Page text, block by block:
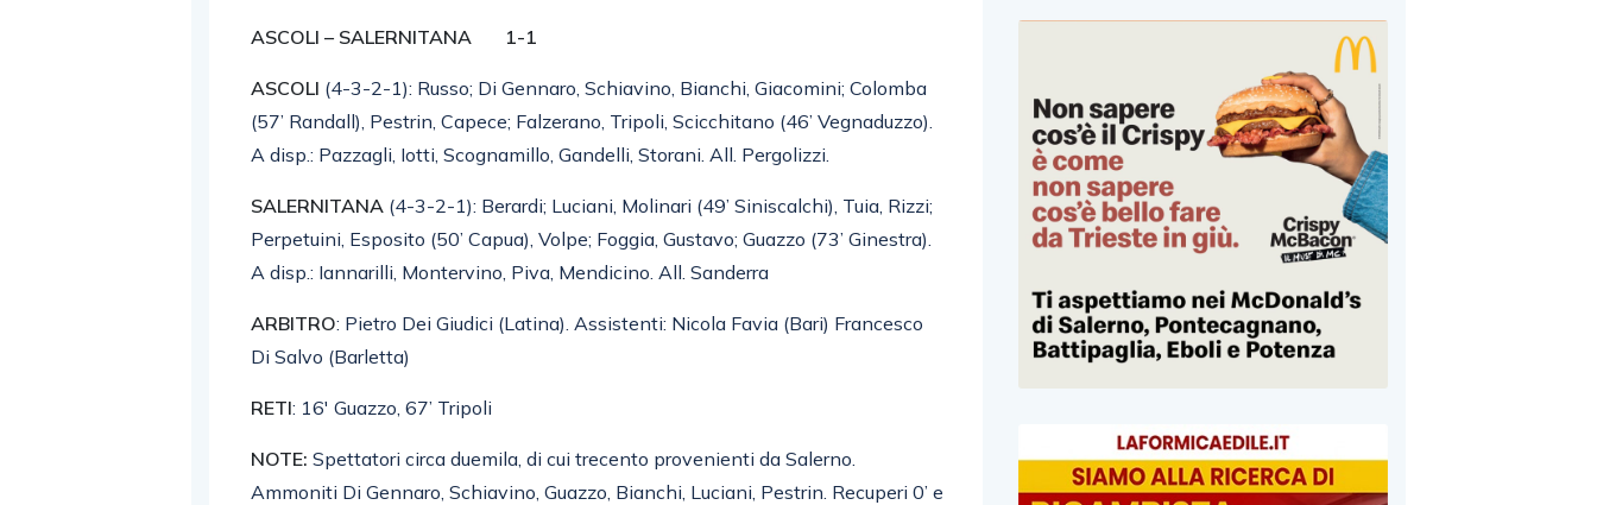
ASCOLI – SALERNITANA 1-1
ASCOLI (4-3-2-1): Russo; Di Gennaro, Schiavino, Bianchi, Giacomini; Colomba
(57’ Randall), Pestrin, Capece; Falzerano, Tripoli, Scicchitano (46’ Vegnaduzzo).
A disp.: Pazzagli, Iotti, Scognamillo, Gandelli, Storani. All. Pergolizzi.
SALERNITANA (4-3-2-1): Berardi; Luciani, Molinari (49’ Siniscalchi), Tuia, Rizzi;
Perpetuini, Esposito (50’ Capua), Volpe; Foggia, Gustavo; Guazzo (73’ Ginestra).
A disp.: Iannarilli, Montervino, Piva, Mendicino. All. Sanderra
ARBITRO: Pietro Dei Giudici (Latina). Assistenti: Nicola Favia (Bari) Francesco
Di Salvo (Barletta)
RETI: 16′ Guazzo, 67’ Tripoli
NOTE:Spettatori circa duemila, di cui trecento provenienti da Salerno.
Ammoniti Di Gennaro, Schiavino, Guazzo, Bianchi, Luciani, Pestrin. Recuperi 0’ e